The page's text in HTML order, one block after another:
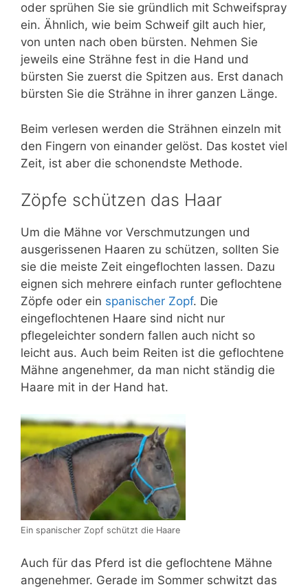
oder sprühen Sie sie gründlich mit Schweifspray
ein. Ähnlich, wie beim Schweif gilt auch hier,
von unten nach oben bürsten. Nehmen Sie
jeweils eine Strähne fest in die Hand und
bürsten Sie zuerst die Spitzen aus. Erst danach
bürsten Sie die Strähne in ihrer ganzen Länge.
Beim verlesen werden die Strähnen einzeln mit
den Fingern von einander gelöst. Das kostet viel
Zeit, ist aber die schonendste Methode.
Zöpfe schützen das Haar
Um die Mähne vor Verschmutzungen und
ausgerissenen Haaren zu schützen, sollten Sie
sie die meiste Zeit eingeflochten lassen. Dazu
eignen sich mehrere einfach runter geflochtene
Zöpfe oder ein spanischer Zopf. Die
eingeflochtenen Haare sind nicht nur
pflegeleichter sondern fallen auch nicht so
leicht aus. Auch beim Reiten ist die geflochtene
Mähne angenehmer, da man nicht ständig die
Haare mit in der Hand hat.
Ein spanischer Zopf schützt die Haare
Auch für das Pferd ist die geflochtene Mähne
angenehmer. Gerade im Sommer schwitzt das